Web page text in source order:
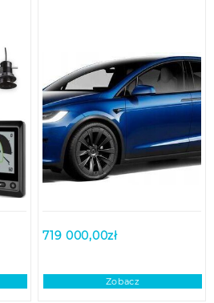
719 000,00zł
Zobacz